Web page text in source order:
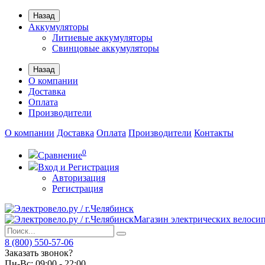
Назад
Аккумуляторы
Литиевые аккумуляторы
Свинцовые аккумуляторы
Назад
О компании
Доставка
Оплата
Производители
О компании Доставка Оплата Производители Контакты
Сравнение0
Вход и Регистрация
Авторизация
Регистрация
Магазин электрических
8 (800) 550-57-06
Заказать звонок?